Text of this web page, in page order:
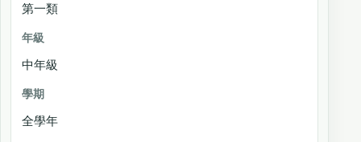
第一類
中年級
全學年